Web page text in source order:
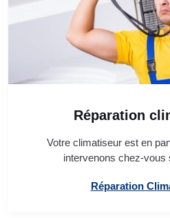
Réparation
Votre climatiseur est en
intervenons chez-vous
Réparation